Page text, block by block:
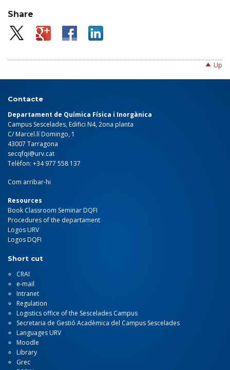
Share
Up
Contacte
Departament de Química Física i Inorgànica
Campus Sescelades, Edifici N4, 2ona planta
C/ Marcel.lí Domingo, 1
43007 Tarragona
secqfqi@urv.cat
Telèfon: +34 977 558 137
Com arribar-hi
Resources
Book Classroom Seminar DQFI
Procedures of the departament
Logos URV
Logos DQFI
Short cut
CRAI
e-mail
Intranet
Regulation
Logistics office of the Sescelades Campus
Secretaria de Gestió Acadèmica del Campus Sescelades
Languages URV
Moodle
Library
Grec